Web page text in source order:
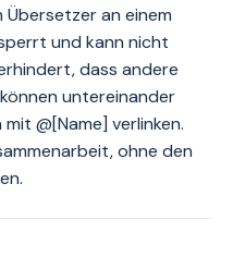
an einem
und kann nicht
dass andere
untereinander
@[Name] verlinken.
ohne den